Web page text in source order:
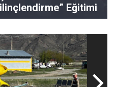
Eğitimi